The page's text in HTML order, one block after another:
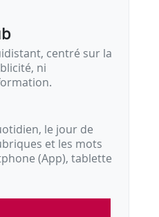
centré sur la
ni
le jour de
et les mots
(App), tablette